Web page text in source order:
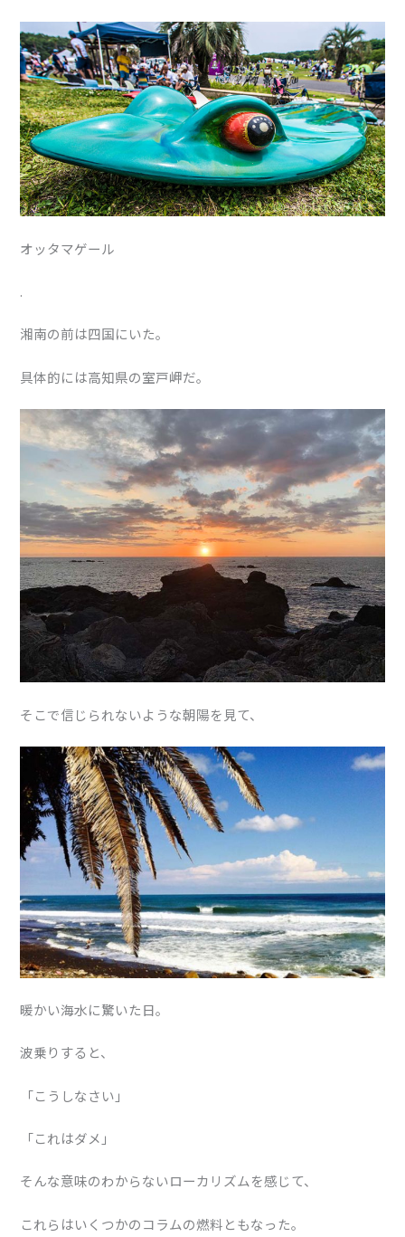
オッタマゲール
.
湘南の前は四国にいた。
具体的には高知県の室戸岬だ。
そこで信じられないような朝陽を見て、
暖かい海水に驚いた日。
波乗りすると、
「こうしなさい」
「これはダメ」
そんな意味のわからないローカリズムを感じて、
これらはいくつかのコラムの燃料ともなった。